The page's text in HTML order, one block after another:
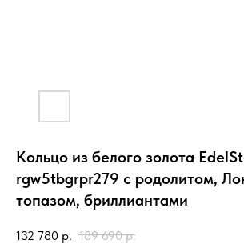
Кольцо из белого золота
rgw5tbgrpr279 с родолитом,
топазом, бриллиантами
132 780 р. 189 690 р.